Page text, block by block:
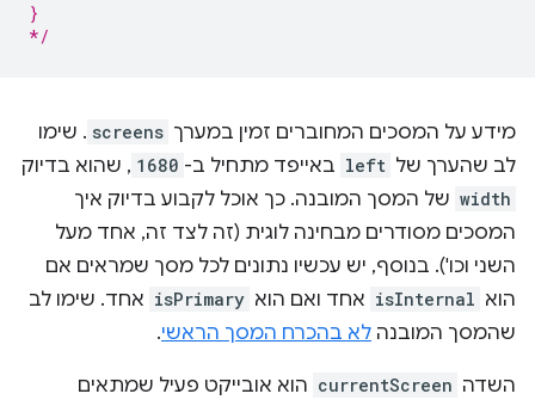
}
*/
מידע על המסכים המחוברים זמין במערך screens . שימו
לב שהערך של left באייפד מתחיל ב- 1680 , שהוא בדיוק
width של המסך המובנה. כך אוכל לקבוע בדיוק איך
המסכים מסודרים מבחינה לוגית (זה לצד זה, אחד מעל
השני וכו'). בנוסף, יש עכשיו נתונים לכל מסך שמראים אם
הוא isInternal אחד ואם הוא isPrimary אחד. שימו לב
שהמסך המובנה לא בהכרח המסך הראשי.
השדה currentScreen הוא אובייקט פעיל שמתאים